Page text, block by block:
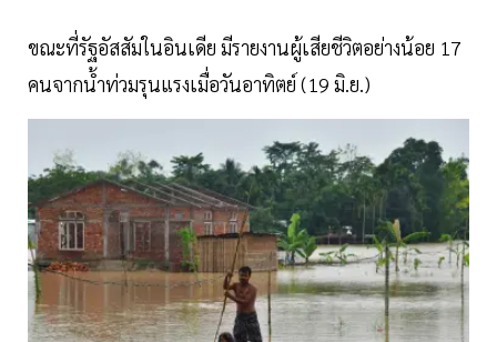
ขณะที่รัฐอัสสัมในอินเดีย มีรายงานผู้เสียชีวิตอย่างน้อย 17
คนจากน้ำท่วมรุนแรงเมื่อวันอาทิตย์ (19 มิ.ย.)